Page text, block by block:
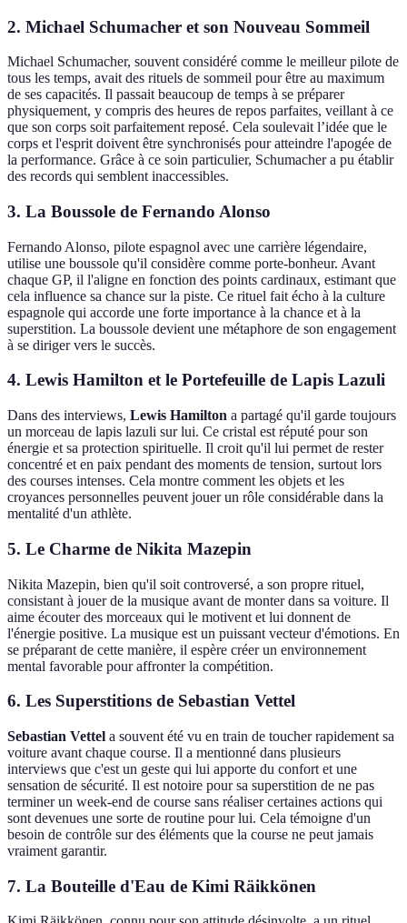
2. Michael Schumacher et son Nouveau Sommeil
Michael Schumacher, souvent considéré comme le meilleur pilote de
tous les temps, avait des rituels de sommeil pour être au maximum
de ses capacités. Il passait beaucoup de temps à se préparer
physiquement, y compris des heures de repos parfaites, veillant à ce
que son corps soit parfaitement reposé. Cela soulevait l’idée que le
corps et l'esprit doivent être synchronisés pour atteindre l'apogée de
la performance. Grâce à ce soin particulier, Schumacher a pu établir
des records qui semblent inaccessibles.
3. La Boussole de Fernando Alonso
Fernando Alonso, pilote espagnol avec une carrière légendaire,
utilise une boussole qu'il considère comme porte-bonheur. Avant
chaque GP, il l'aligne en fonction des points cardinaux, estimant que
cela influence sa chance sur la piste. Ce rituel fait écho à la culture
espagnole qui accorde une forte importance à la chance et à la
superstition. La boussole devient une métaphore de son engagement
à se diriger vers le succès.
4. Lewis Hamilton et le Portefeuille de Lapis Lazuli
Dans des interviews, Lewis Hamilton a partagé qu'il garde toujours
un morceau de lapis lazuli sur lui. Ce cristal est réputé pour son
énergie et sa protection spirituelle. Il croit qu'il lui permet de rester
concentré et en paix pendant des moments de tension, surtout lors
des courses intenses. Cela montre comment les objets et les
croyances personnelles peuvent jouer un rôle considérable dans la
mentalité d'un athlète.
5. Le Charme de Nikita Mazepin
Nikita Mazepin, bien qu'il soit controversé, a son propre rituel,
consistant à jouer de la musique avant de monter dans sa voiture. Il
aime écouter des morceaux qui le motivent et lui donnent de
l'énergie positive. La musique est un puissant vecteur d'émotions. En
se préparant de cette manière, il espère créer un environnement
mental favorable pour affronter la compétition.
6. Les Superstitions de Sebastian Vettel
Sebastian Vettel a souvent été vu en train de toucher rapidement sa
voiture avant chaque course. Il a mentionné dans plusieurs
interviews que c'est un geste qui lui apporte du confort et une
sensation de sécurité. Il est notoire pour sa superstition de ne pas
terminer un week-end de course sans réaliser certaines actions qui
sont devenues une sorte de routine pour lui. Cela témoigne d'un
besoin de contrôle sur des éléments que la course ne peut jamais
vraiment garantir.
7. La Bouteille d'Eau de Kimi Räikkönen